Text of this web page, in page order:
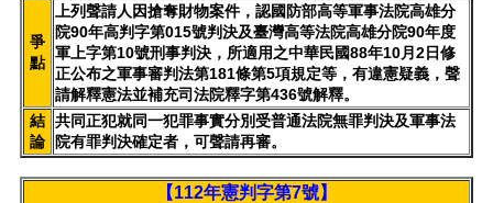
爭
點
上列聲請人因搶奪財物案件，認國防部高等軍事法院高雄分
院90年高判字第015號判決及臺灣高等法院高雄分院90年度
軍上字第10號刑事判決，所適用之中華民國88年10月2日修
正公布之軍事審判法第181條第5項規定等，有違憲疑義，聲
請解釋憲法並補充司法院釋字第436號解釋。
結
論
共同正犯就同一犯罪事實分別受普通法院無罪判決及軍事法
院有罪判決確定者，可聲請再審。
【112年憲判字第7號】